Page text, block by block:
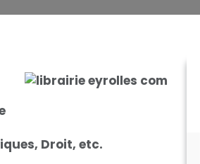
Droit, etc.